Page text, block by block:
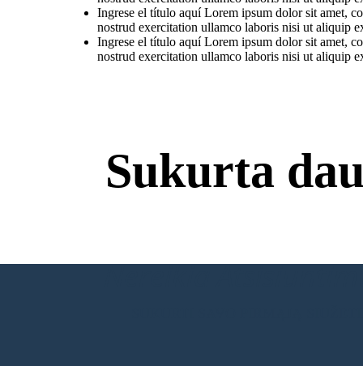
Ingrese el título aquí Lorem ipsum dolor sit amet,
nostrud exercitation ullamco laboris nisi ut aliquip
Ingrese el título aquí Lorem ipsum dolor sit amet,
nostrud exercitation ullamco laboris nisi ut aliquip
Sukurta
Nereikia